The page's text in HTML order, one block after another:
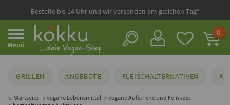
Bestelle bis 14 Uhr und wir versenden am gleichen Tag*
Menü
0
GRILLEN ANGEBOTE FLEISCHALTERNATIVEN
Startseite vegane Lebensmittel
vegane Aufstriche und Feinkost